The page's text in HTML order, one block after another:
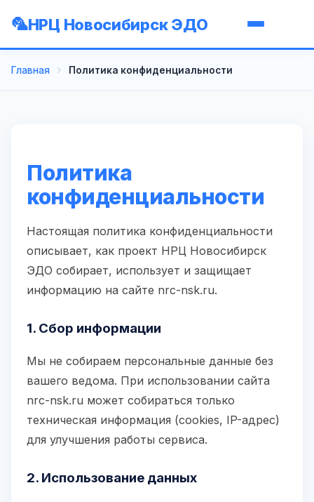
НРЦ Новосибирск ЭДО
Главная Политика конфиденциальности
Политика
конфиденциальности
Настоящая политика конфиденциальности
описывает, как проект НРЦ Новосибирск
ЭДО собирает, использует и защищает
информацию на сайте nrc-nsk.ru.
1. Сбор информации
Мы не собираем персональные данные без
вашего ведома. При использовании сайта
nrc-nsk.ru может собираться только
техническая информация (cookies, IP-адрес)
для улучшения работы сервиса.
2. Использование данных